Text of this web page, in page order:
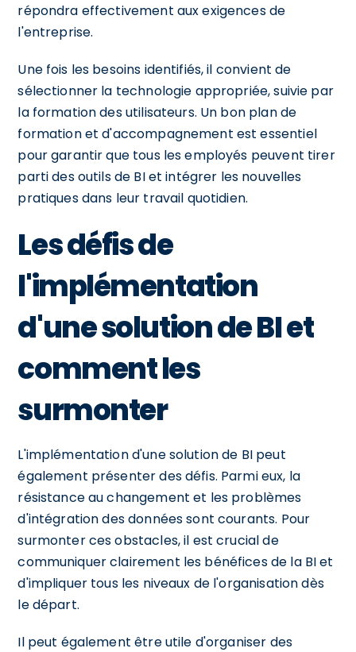
répondra effectivement aux exigences de
l'entreprise.
Une fois les besoins identifiés, il convient de
sélectionner la technologie appropriée, suivie par
la formation des utilisateurs. Un bon plan de
formation et d'accompagnement est essentiel
pour garantir que tous les employés peuvent tirer
parti des outils de BI et intégrer les nouvelles
pratiques dans leur travail quotidien.
Les défis de
l'implémentation
d'une solution de BI et
comment les
surmonter
L'implémentation d'une solution de BI peut
également présenter des défis. Parmi eux, la
résistance au changement et les problèmes
d'intégration des données sont courants. Pour
surmonter ces obstacles, il est crucial de
communiquer clairement les bénéfices de la BI et
d'impliquer tous les niveaux de l'organisation dès
le départ.
Il peut également être utile d'organiser des